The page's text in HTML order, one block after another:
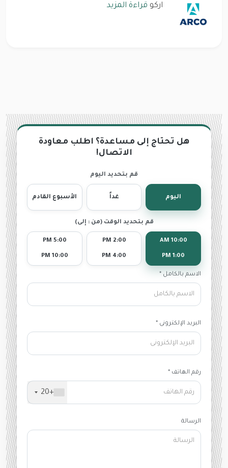
اركو قراءة المزيد
هل تحتاج إلى مساعدة؟ اطلب معاودة
الاتصال!
قم بتحديد اليوم
اليوم غداً الأسبوع القادم
قم بتحديد الوقت (من : إلى)
10:00 AM
1:00 PM
2:00 PM
4:00 PM
5:00 PM
10:00 PM
الاسم بالكامل *
البريد الإلكترونى *
رقم الهاتف *
+20
الرسالة